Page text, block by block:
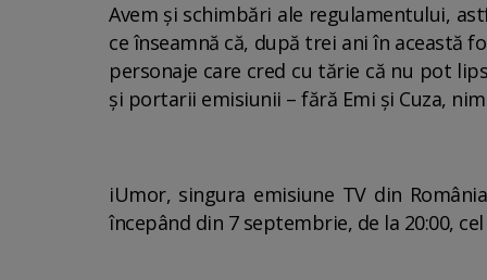
Avem și schimbări ale regulamentului,
ce înseamnă că, după trei ani în această
personaje care cred cu tărie că nu pot
și portarii emisiunii – fără Emi și Cuza,
iUmor, singura emisiune TV din
începând din 7 septembrie, de la 20:00,